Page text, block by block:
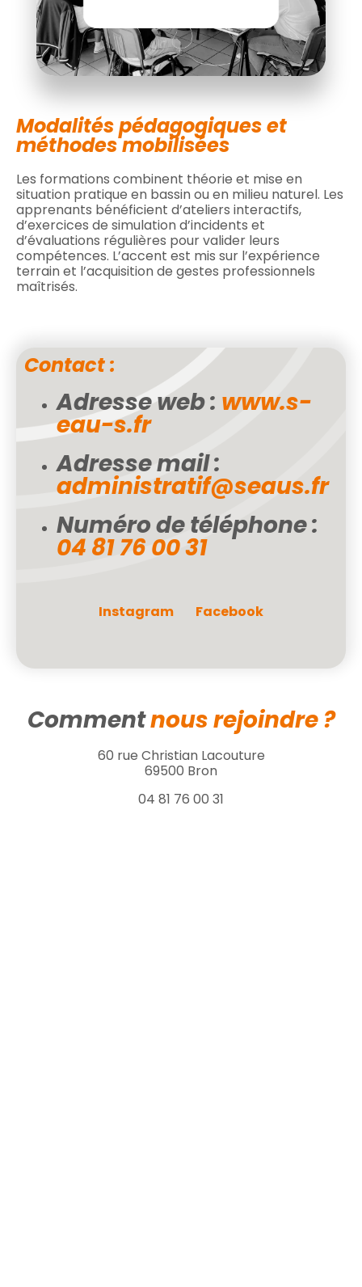
Modalités pédagogiques et
méthodes mobilisées
Les formations combinent théorie et mise en
situation pratique en bassin ou en milieu naturel. Les
apprenants bénéficient d’ateliers interactifs,
d’exercices de simulation d’incidents et
d’évaluations régulières pour valider leurs
compétences. L’accent est mis sur l’expérience
terrain et l’acquisition de gestes professionnels
maîtrisés.
Contact :
Adresse web : www.s-
eau-s.fr
Adresse mail :
administratif@seaus.fr
Numéro de téléphone :
04 81 76 00 31
Instagram Facebook
Commentnous rejoindre ?
60 rue Christian Lacouture
69500 Bron
04 81 76 00 31